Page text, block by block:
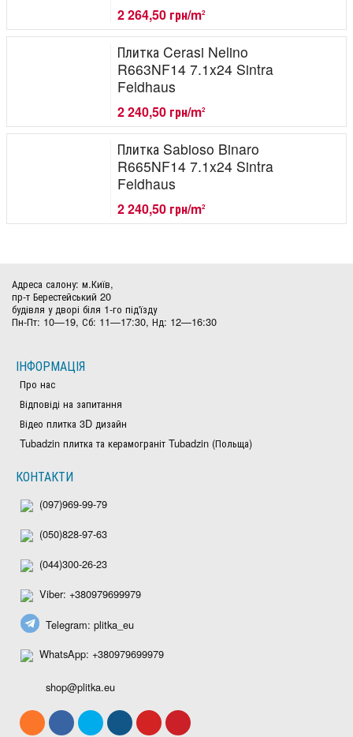
2 264,50 грн/m2
Плитка Cerasi Nelino
R663NF14 7.1x24 Sintra
Feldhaus
2 240,50 грн/m2
Плитка Sabioso Binaro
R665NF14 7.1x24 Sintra
Feldhaus
2 240,50 грн/m2
Адреса салону: м.Київ,
пр-т Берестейський 20
будівля у дворі біля 1-го під'їзду
Пн-Пт: 10—19, Сб: 11—17:30, Нд: 12—16:30
ІНФОРМАЦІЯ
Про нас
Відповіді на запитання
Відео плитка 3D дизайн
Tubadzin плитка та керамограніт Tubadzin (Польща)
КОНТАКТИ
(097)969-99-79
(050)828-97-63
(044)300-26-23
Viber: +380979699979
Telegram: plitka_eu
WhatsApp: +380979699979
shop@plitka.eu